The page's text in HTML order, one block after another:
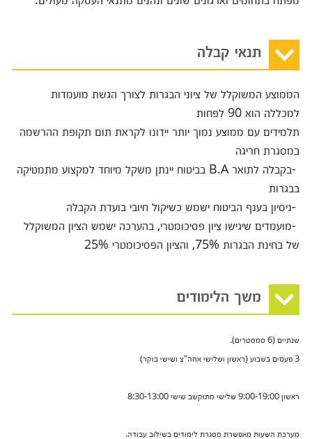
תנאי קבלה
הממוצע המשוקלל של ציוני הבגרות לצורך הגשת מועמדות
למכללה הוא 90 לפחות
תלמידים עם ממוצע נמוך יותר יידונו לקראת תום תקופת ההרשמה
במסגרת חריגה
-בקבלה לתוארB.A בביטוח יינתן משקל מיוחד למקצוע מתמטיקה
בבגרות
-ניסיון בענף הביטוח ישמש כשיקול חיובי בועדת הקבלה
-מועמדים שיגישו ציון פסיכומטרי, בהערכה ישמש הציון המשוקלל
של בחינת הבגרות 75%, והציון הפסיכומטרי 25%
משך הלימודים
שנתיים (6 סמסטרים).
3 פעמים בשבוע (ראשון ושלישי אחה"צ ושישי בוקר)
ראשון 9:00-19:00 שלישי מתוקשב שישי 8:30-13:00
מערכת השעות מאפשרת מסגרת לימודיםבשילוב עבודה.